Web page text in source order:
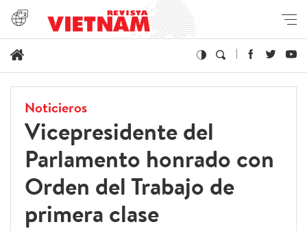
Noticieros
Vicepresidente del
Parlamento honrado con
Orden del Trabajo de
primera clase